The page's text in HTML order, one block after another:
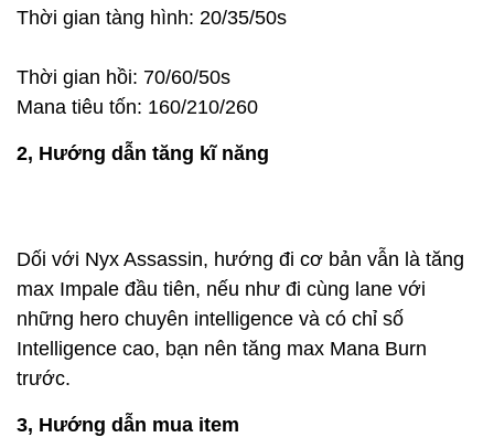
Thời gian tàng hình: 20/35/50s
Thời gian hồi: 70/60/50s
Mana tiêu tốn: 160/210/260
2, Hướng dẫn tăng kĩ năng
Dối với Nyx Assassin, hướng đi cơ bản vẫn là tăng
max Impale đầu tiên, nếu như đi cùng lane với
những hero chuyên intelligence và có chỉ số
Intelligence cao, bạn nên tăng max Mana Burn
trước.
3, Hướng dẫn mua item